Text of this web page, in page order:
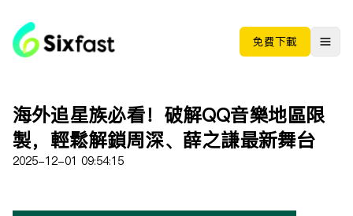
免费下载
海外追星族必看！破解QQ音樂地區限
制，輕鬆解鎖周深、薛之謙最新舞台
2025-12-01 09:54:15